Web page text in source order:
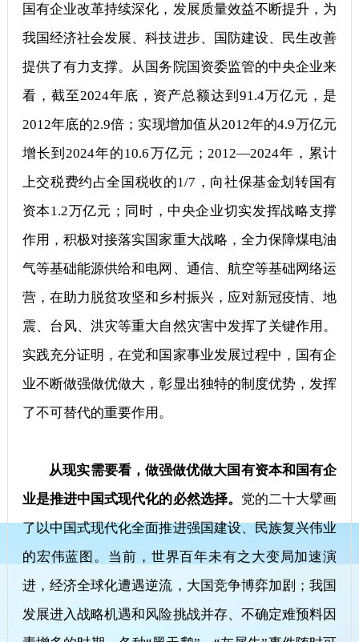
国有企业改革持续深化，发展质量效益不断提升，为
我国经济社会发展、科技进步、国防建设、民生改善
提供了有力支撑。从国务院国资委监管的中央企业来
看，截至2024年底，资产总额达到91.4万亿元，是
2012年底的2.9倍；实现增加值从2012年的4.9万亿元
增长到2024年的10.6万亿元；2012—2024年，累计
上交税费约占全国税收的1/7，向社保基金划转国有
资本1.2万亿元；同时，中央企业切实发挥战略支撑
作用，积极对接落实国家重大战略，全力保障煤电油
气等基础能源供给和电网、通信、航空等基础网络运
营，在助力脱贫攻坚和乡村振兴，应对新冠疫情、地
震、台风、洪灾等重大自然灾害中发挥了关键作用。
实践充分证明，在党和国家事业发展过程中，国有企
业不断做强做优做大，彰显出独特的制度优势，发挥
了不可替代的重要作用。
从现实需要看，做强做优做大国有资本和国有企
业是推进中国式现代化的必然选择。 党的二十大擘画
了以中国式现代化全面推进强国建设、民族复兴伟业
的宏伟蓝图。当前，世界百年未有之大变局加速演
进，经济全球化遭遇逆流，大国竞争博弈加剧；我国
发展进入战略机遇和风险挑战并存、不确定难预料因